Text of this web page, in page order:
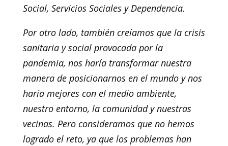
Social, Servicios Sociales y Dependencia.
Por otro lado, también creíamos que la crisis
sanitaria y social provocada por la
pandemia, nos haría transformar nuestra
manera de posicionarnos en el mundo y nos
haría mejores con el medio ambiente,
nuestro entorno, la comunidad y nuestras
vecinas. Pero consideramos que no hemos
logrado el reto, ya que los problemas han